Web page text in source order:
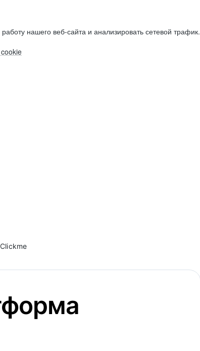
нашего веб-сайта и анализировать сетевой трафик.